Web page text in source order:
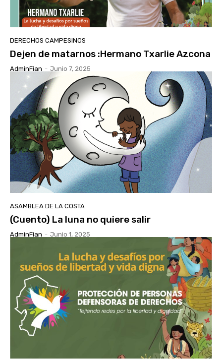
DERECHOS CAMPESINOS
Dejen de matarnos :Hermano Txarlie Azcona
AdminFian - Junio 7, 2025
ASAMBLEA DE LA COSTA
(Cuento) La luna no quiere salir
AdminFian - Junio 1, 2025